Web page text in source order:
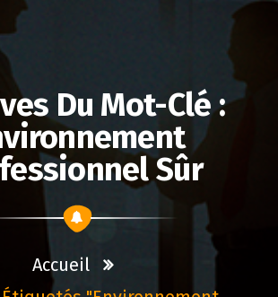
Du Mot-Clé :
Sûr
Accueil